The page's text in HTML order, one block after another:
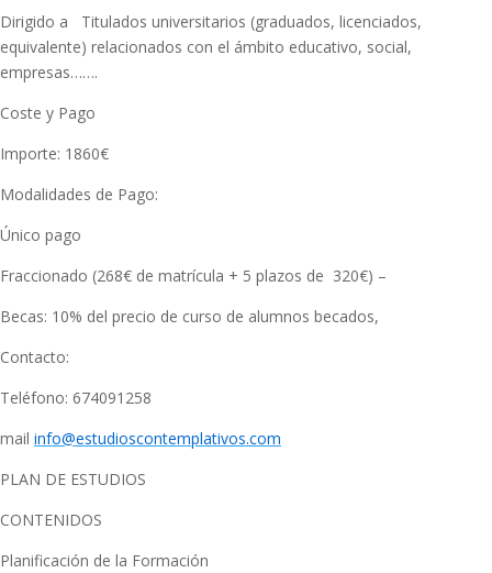
Dirigido a Titulados universitarios (graduados, licenciados,
equivalente) relacionados con el ámbito educativo, social,
empresas…….
Coste y Pago
Importe: 1860€
Modalidades de Pago:
Único pago
Fraccionado (268€ de matrícula + 5 plazos de 320€) –
Becas: 10% del precio de curso de alumnos becados,
Contacto:
Teléfono: 674091258
mail info@estudioscontemplativos.com
PLAN DE ESTUDIOS
CONTENIDOS
Planificación de la Formación